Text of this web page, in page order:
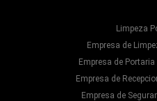
Limpeza
Empresa de
Empresa de
Empresa de
Empresa de